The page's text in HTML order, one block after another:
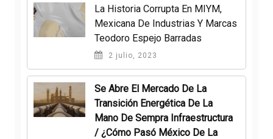
La Historia Corrupta En MIYM,
Mexicana De Industrias Y Marcas
Teodoro Espejo Barradas
2 julio, 2023
Se Abre El Mercado De La
Transición Energética De La
Mano De Sempra Infraestructura
/ ¿Cómo Pasó México De La